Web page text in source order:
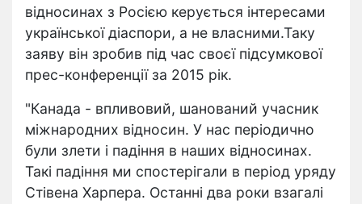
відносинах з Росією керується інтересами
української діаспори, а не власними.Таку
заяву він зробив під час своєї підсумкової
прес-конференції за 2015 рік.
"Канада - впливовий, шанований учасник
міжнародних відносин. У нас періодично
були злети і падіння в наших відносинах.
Такі падіння ми спостерігали в період уряду
Стівена Харпера. Останні два роки взагалі